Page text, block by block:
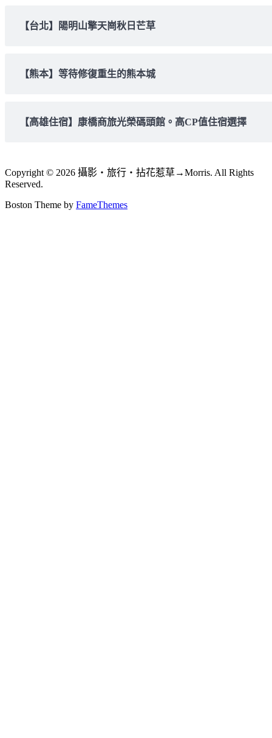
【台北】陽明山擎天崗秋日芒草
【熊本】等待修復重生的熊本城
【高雄住宿】康橋商旅光榮碼頭館。高CP值住宿選擇
Copyright © 2026 攝影‧旅行‧拈花惹草→Morris. All Rights
Reserved.
Boston Theme by FameThemes